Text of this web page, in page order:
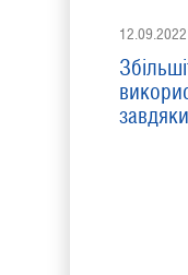
12.09.2022